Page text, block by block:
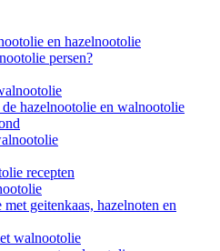
en hazelnootolie
persen?
hazelnootolie en walnootolie
recepten
met geitenkaas, hazelnoten en
walnootolie